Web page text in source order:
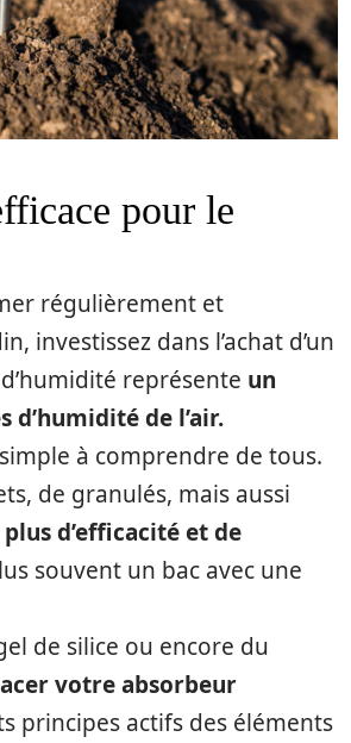
pour le
régulièrement et
investissez dans l’achat d’un
représente un
de l’air.
à comprendre de tous.
de granulés, mais aussi
plus d’efficacité et de
souvent un bac avec une
de silice ou encore du
votre absorbeur
principes actifs des éléments